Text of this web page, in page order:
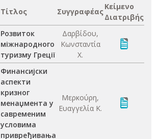
Τίτλος Συγγραφέας
Κείμενο
Διατριβής
Розвиток
міжнародного
туризму Греції
Δαρβίδου,
Κωνσταντία
Χ.
Финансијски
аспекти
кризног
менаџмента у
савременим
условима
привређивања
Μερκούρη,
Ευαγγελία Κ.